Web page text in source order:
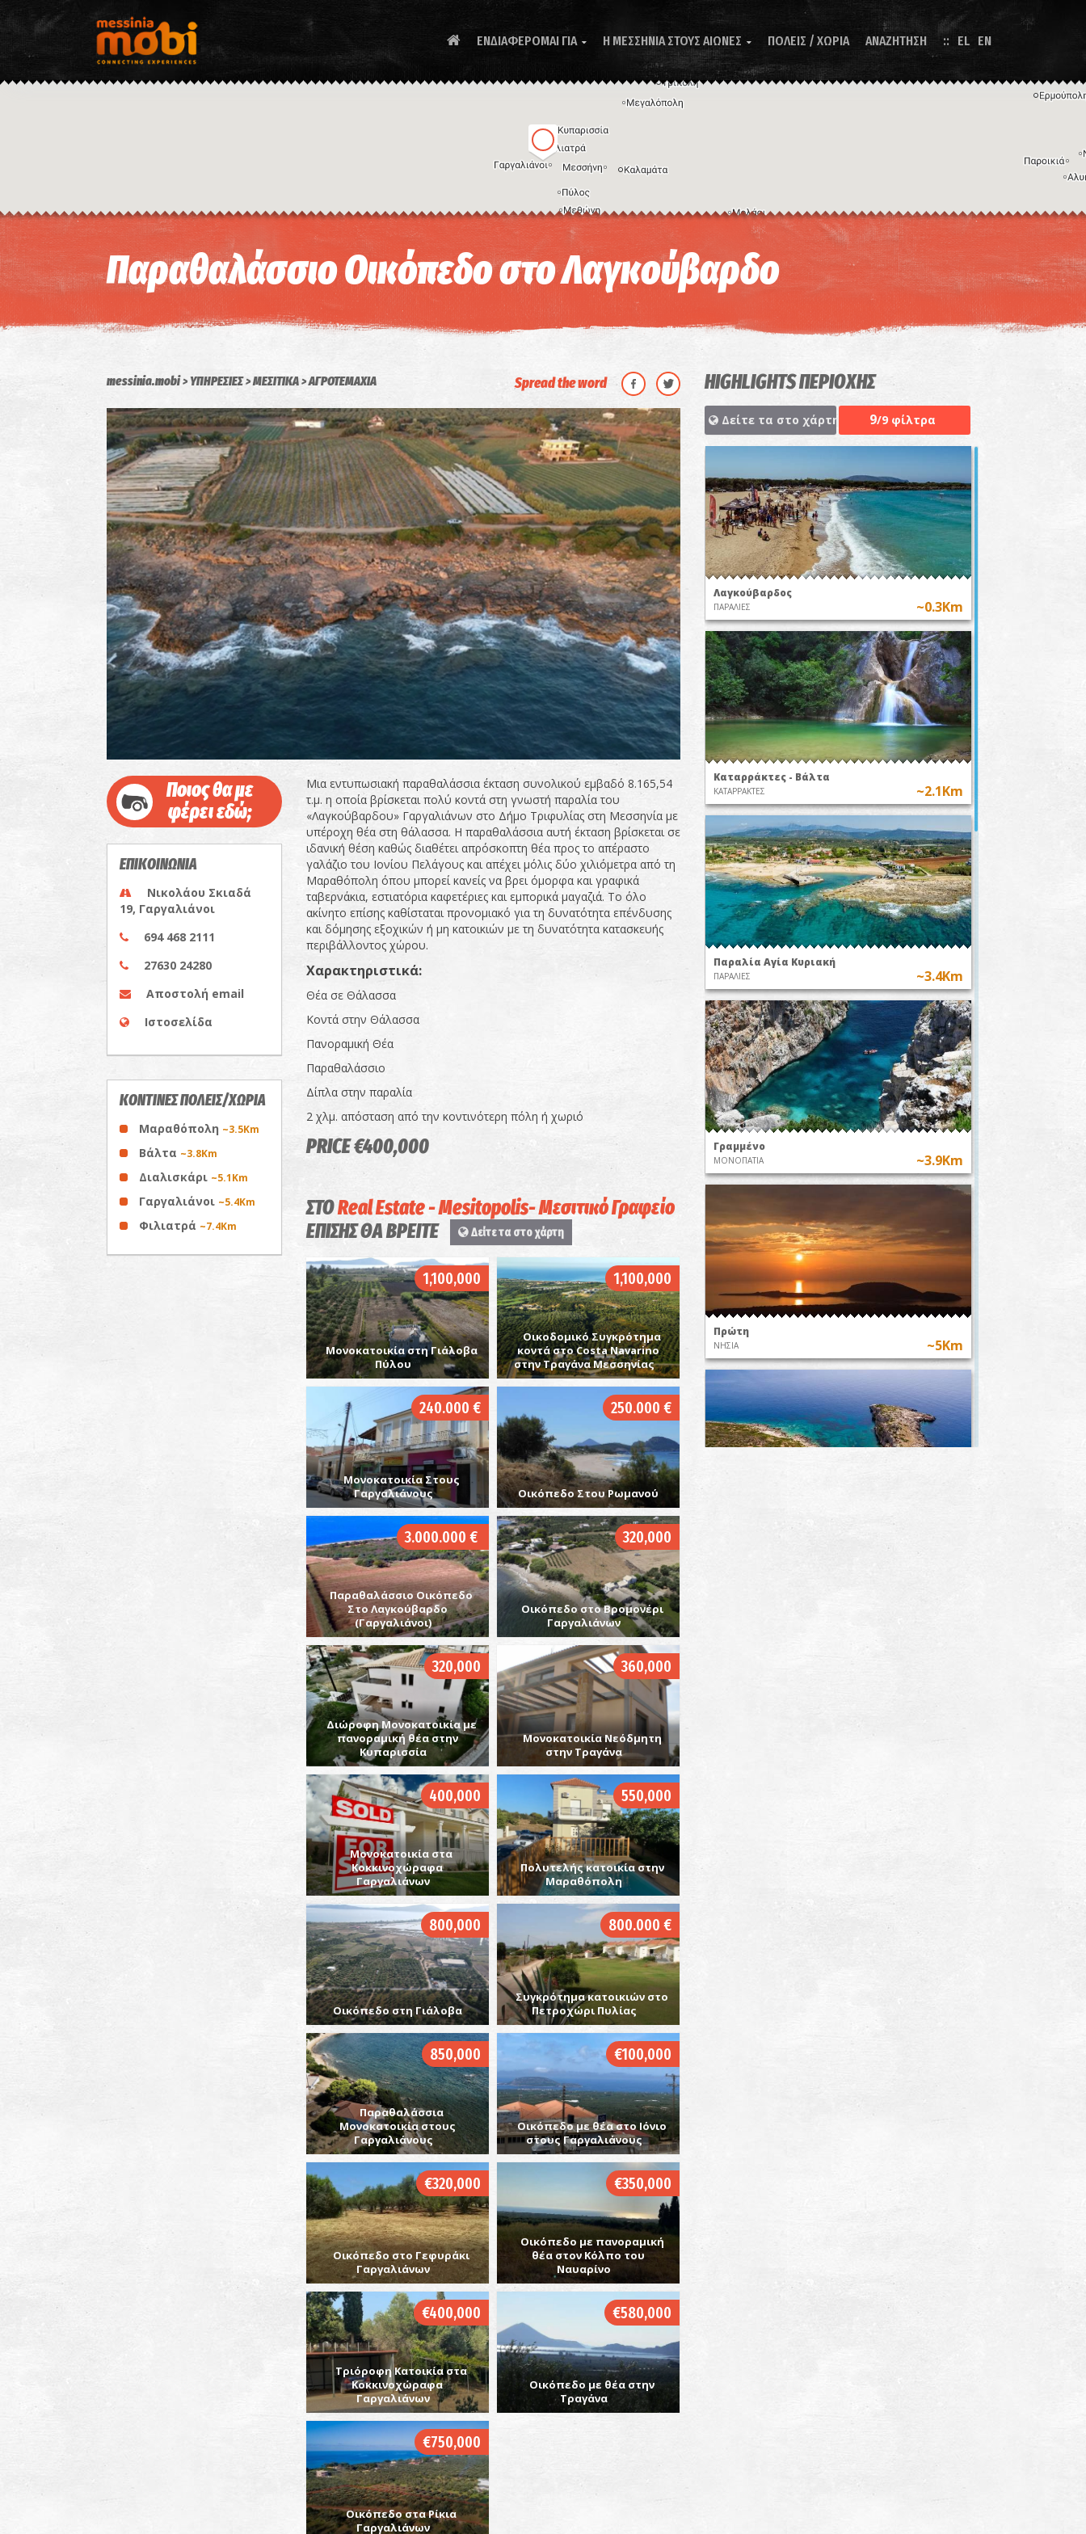
ΕΝΔΙΑΦΕΡΟΜΑΙ ΓΙΑ  Η ΜΕΣΣΗΝΙΑ ΣΤΟΥΣ ΑΙΩΝΕΣ  ΠΟΛΕΙΣ / ΧΩΡΙΑ ΑΝΑΖΗΤΗΣΗ EL EN
Συντομεύσεις πληκτρολογίου Η εικόνα ενδέχεται να υπόκειται σε πνευματικά δικαιώματα
Παραθαλάσσιο Οικόπεδο στο Λαγκούβαρδο
messinia.mobi ΥΠΗΡΕΣΙΕΣ ΜΕΣΙΤΙΚΑ ΑΓΡΟΤΕΜΑΧΙΑ Spread the word
Ποιος θα με
φέρει εδώ;
ΕΠΙΚΟΙΝΩΝΙΑ
Νικολάου Σκιαδά
19, Γαργαλιάνοι
694 468 2111
27630 24280
Αποστολή email
Ιστοσελίδα
ΚΟΝΤΙΝΕΣ ΠΟΛΕΙΣ/ΧΩΡΙΑ
Μαραθόπολη ~3.5Km
Βάλτα ~3.8Km
Διαλισκάρι ~5.1Km
Γαργαλιάνοι ~5.4Km
Φιλιατρά ~7.4Km
Μια εντυπωσιακή παραθαλάσσια έκταση συνολικού εμβαδό 8.165,54
τ.μ. η οποία βρίσκεται πολύ κοντά στη γνωστή παραλία του
«Λαγκούβαρδου» Γαργαλιάνων στο Δήμο Τριφυλίας στη Μεσσηνία με
υπέροχη θέα στη θάλασσα. Η παραθαλάσσια αυτή έκταση βρίσκεται σε
ιδανική θέση καθώς διαθέτει απρόσκοπτη θέα προς το απέραστο
γαλάζιο του Ιονίου Πελάγους και απέχει μόλις δύο χιλιόμετρα από τη
Μαραθόπολη όπου μπορεί κανείς να βρει όμορφα και γραφικά
ταβερνάκια, εστιατόρια καφετέριες και εμπορικά μαγαζιά. Το όλο
ακίνητο επίσης καθίσταται προνομιακό για τη δυνατότητα επένδυσης
και δόμησης εξοχικών ή μη κατοικιών με τη δυνατότητα κατασκευής
περιβάλλοντος χώρου.
Χαρακτηριστικά:
Θέα σε Θάλασσα
Κοντά στην Θάλασσα
Πανοραμική Θέα
Παραθαλάσσιο
Δίπλα στην παραλία
2 χλμ. απόσταση από την κοντινότερη πόλη ή χωριό
PRICE €400,000
ΣΤΟReal Estate - Mesitopolis- Μεσιτικό Γραφείο
ΕΠΙΣΗΣ ΘΑ ΒΡΕΙΤΕ
Δείτε τα στο χάρτη
1,100,000
Μονοκατοικία στη Γιάλοβα
Πύλου
1,100,000
Οικοδομικό Συγκρότημα
κοντά στο Costa Navarino
στην Τραγάνα Μεσσηνίας
240.000 €
Μονοκατοικία Στους
Γαργαλιάνους
250.000 €
Οικόπεδο Στου Ρωμανού
3.000.000 €
Παραθαλάσσιο Οικόπεδο
Στο Λαγκούβαρδο
(Γαργαλιάνοι)
320,000
Οικόπεδο στο Βρομονέρι
Γαργαλιάνων
320,000
Διώροφη Μονοκατοικία με
πανοραμική θέα στην
Κυπαρισσία
360,000
Μονοκατοικία Νεόδμητη
στην Τραγάνα
400,000
Μονοκατοικία στα
Κοκκινοχώραφα
Γαργαλιάνων
550,000
Πολυτελής κατοικία στην
Μαραθόπολη
800,000
Οικόπεδο στη Γιάλοβα
800.000 €
Συγκρότημα κατοικιών στο
Πετροχώρι Πυλίας
850,000
Παραθαλάσσια
Μονοκατοικία στους
Γαργαλιάνους
€100,000
Οικόπεδο με θέα στο Ιόνιο
στους Γαργαλιάνους
€320,000
Οικόπεδο στο Γεφυράκι
Γαργαλιάνων
€350,000
Οικόπεδο με πανοραμική
θέα στον Κόλπο του
Ναυαρίνο
€400,000
Τριόροφη Κατοικία στα
Κοκκινοχώραφα
Γαργαλιάνων
€580,000
Οικόπεδο με θέα στην
Τραγάνα
€750,000
Οικόπεδο στα Ρίκια
Γαργαλιάνων
HIGHLIGHTS ΠΕΡΙΟΧΗΣ
Δείτε τα στο χάρτη 9/9 φίλτρα
Λαγκούβαρδος
ΠΑΡΑΛΙΕΣ ~0.3Km
Καταρράκτες - Βάλτα
ΚΑΤΑΡΡΑΚΤΕΣ ~2.1Km
Παραλία Αγία Κυριακή
ΠΑΡΑΛΙΕΣ ~3.4Km
Γραμμένο
ΜΟΝΟΠΑΤΙΑ ~3.9Km
Πρώτη
ΝΗΣΙΑ ~5Km